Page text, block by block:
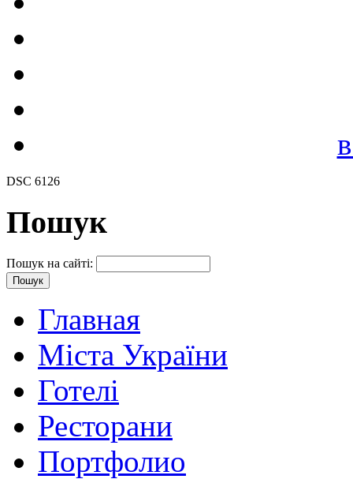
DSC 6126
Пошук
Пошук на сайті:
Главная
Міста України
Готелі
Ресторани
Портфолио